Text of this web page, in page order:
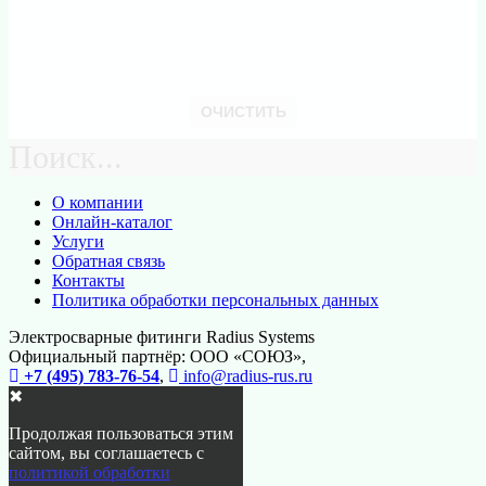
О компании
Онлайн-каталог
Услуги
Обратная связь
Контакты
Политика обработки персональных данных
Электросварные фитинги Radius Systems
Официальный партнёр: ООО «СОЮЗ»,
+7 (495) 783-76-54,
info@radius-rus.ru
✖
Продолжая пользоваться этим
сайтом, вы соглашаетесь с
политикой обработки